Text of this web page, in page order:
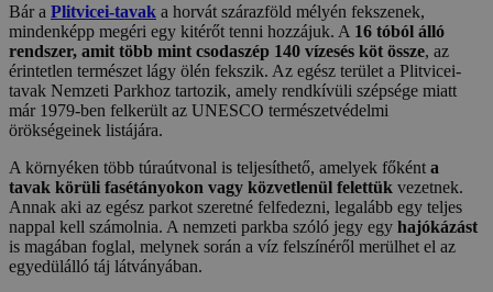
Bár a Plitvicei-tavak a horvát szárazföld mélyén fekszenek,
mindenképp megéri egy kitérőt tenni hozzájuk. A 16 tóból álló
rendszer, amit több mint csodaszép 140 vízesés köt össze, az
érintetlen természet lágy ölén fekszik. Az egész terület a Plitvicei-
tavak Nemzeti Parkhoz tartozik, amely rendkívüli szépsége miatt
már 1979-ben felkerült az UNESCO természetvédelmi
örökségeinek listájára.
A környéken több túraútvonal is teljesíthető, amelyek főként a
tavak körüli fasétányokon vagy közvetlenül felettük vezetnek.
Annak aki az egész parkot szeretné felfedezni, legalább egy teljes
nappal kell számolnia. A nemzeti parkba szóló jegy egy hajókázást
is magában foglal, melynek során a víz felszínéről merülhet el az
egyedülálló táj látványában.